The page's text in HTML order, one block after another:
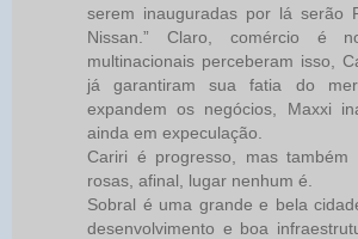
serem inauguradas por lá serão
Nissan.” Claro, comércio é
multinacionais perceberam isso,
já garantiram sua fatia do
expandem os negócios, Maxxi
ainda em expeculação.
Cariri é progresso, mas
rosas, afinal, lugar nenhum é.
Sobral é uma grande e bela
desenvolvimento e boa